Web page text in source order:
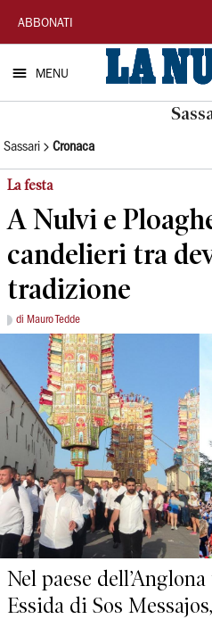
La
Nuova
Sardegna
ABBONATI
MENU
Sassari Cronaca
La festa
A Nulvi e
candelieri tra
tradizione
di Mauro Tedde
Nel paese
Essida di Sos